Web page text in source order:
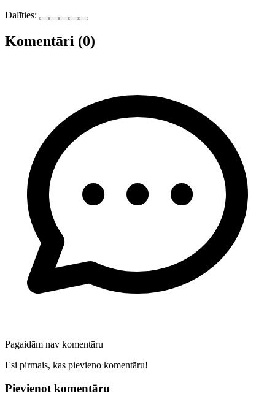
Dalīties:
Komentāri (0)
Pagaidām nav komentāru
Esi pirmais, kas pievieno komentāru!
Pievienot komentāru